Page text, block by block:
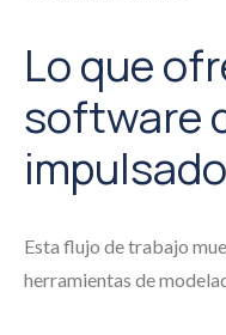
Lo que
software
Esta flujo de trabajo
herramientas de